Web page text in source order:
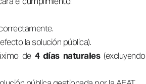
la solución pública).
de 4 días naturales(excluyendo